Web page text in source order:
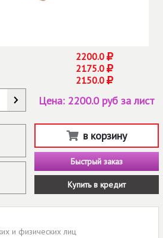
2200.0
2175.0
2150.0
Цена: 2200.0 руб за лист
в корзину
Быстрый заказ
Купить в кредит
и физических лиц